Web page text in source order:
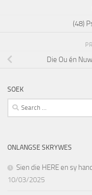
(48)
Die Ou én
SOEK
Search
for:
ONLANGSE SKRYWES
Sien die HERE en sy
10/03/2025